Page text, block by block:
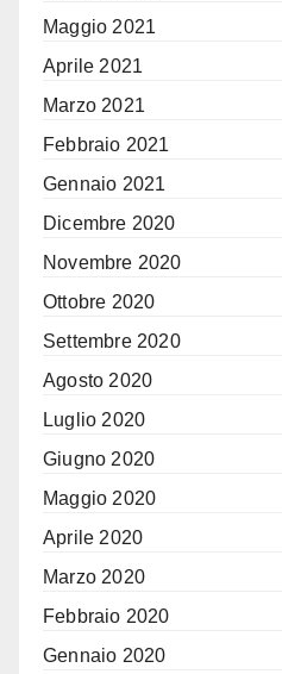
Maggio 2021
Aprile 2021
Marzo 2021
Febbraio 2021
Gennaio 2021
Dicembre 2020
Novembre 2020
Ottobre 2020
Settembre 2020
Agosto 2020
Luglio 2020
Giugno 2020
Maggio 2020
Aprile 2020
Marzo 2020
Febbraio 2020
Gennaio 2020